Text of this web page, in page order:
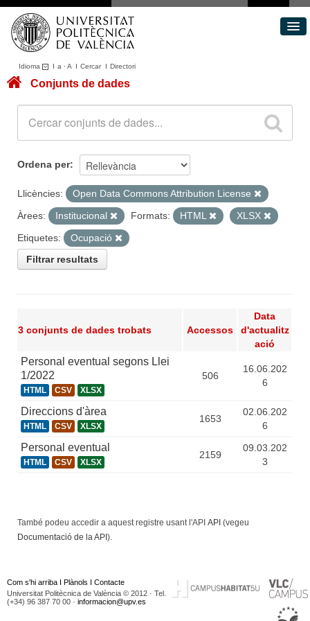
Idioma I a ·A I CercarI Directori
Conjunts de dades
Quant a
Portal de Transparència
Conjunts de dades
Ordena per
Llicències:
Open Data Commons Attribution License
Àrees:
Institucional Formats: HTML
XLSX
Etiquetes:
Ocupació
Filtrar resultats
3 conjunts de dades trobats Accessos
Data
d'actualitz
ació
Personal eventual segons Llei
1/2022
HTML CSV XLSX
506
16.06.202
6
Direccions d'àrea
HTML CSV XLSX
1653
02.06.202
6
Personal eventual
HTML CSV XLSX
2159
09.03.202
3
També podeu accedir a aquest registre usant l'API API (vegeu
Documentació de la API ).
Com s'hi arriba I Plànols I Contacte
Universitat Politècnica de València © 2012 · Tel.
(+34) 96 387 70 00 · informacion@upv.es